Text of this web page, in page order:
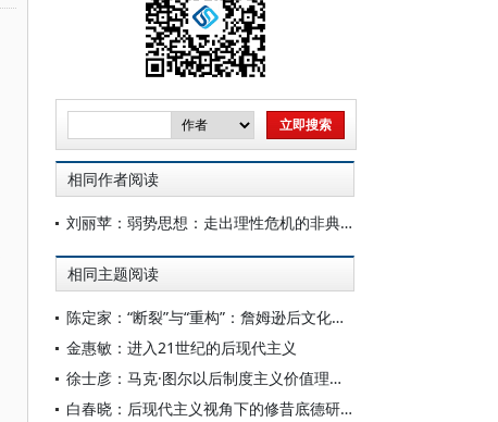
相同作者阅读
刘丽苹：弱势思想：走出理性危机的非典型后现代主义之路
相同主题阅读
陈定家：“断裂”与“重构”：詹姆逊后文化理论的回顾与阐释
金惠敏：进入21世纪的后现代主义
徐士彦：马克·图尔以后制度主义价值理论的发展：“相对主义之争”与制度主义的后现代主义精神
白春晓：后现代主义视角下的修昔底德研究